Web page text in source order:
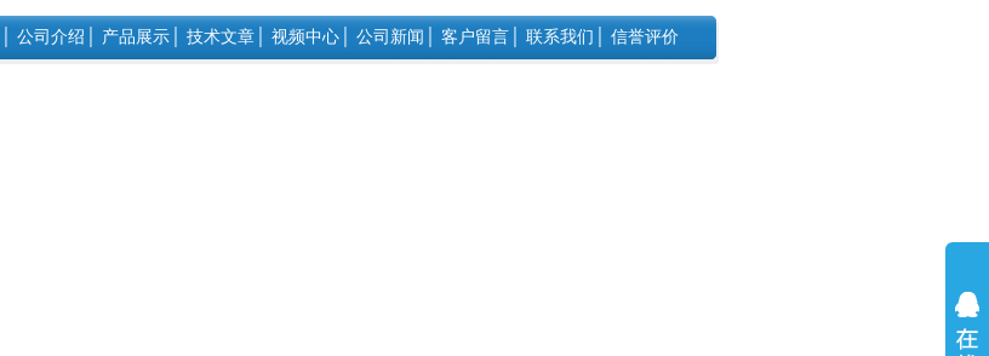
公司介绍 产品展示 技术文章 视频中心 公司新闻 客户留言 联系我们 信誉评价